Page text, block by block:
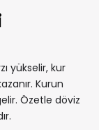
yükselir, kur
Kurun
Özetle döviz